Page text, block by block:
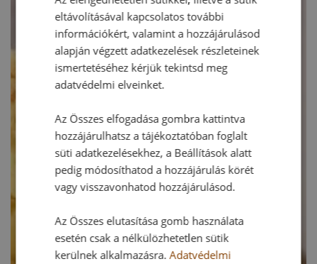
eltávolításával kapcsolatos további
információkért, valamint a hozzájárulásod
alapján végzett adatkezelések részleteinek
ismertetéséhez kérjük tekintsd meg
adatvédelmi elveinket.
Az Összes elfogadása gombra kattintva
hozzájárulhatsz a tájékoztatóban foglalt
süti adatkezelésekhez, a Beállítások alatt
pedig módosíthatod a hozzájárulás körét
vagy visszavonhatod hozzájárulásod.
Az Összes elutasítása gomb használata
esetén csak a nélkülözhetetlen sütik
kerülnek alkalmazásra.Adatvédelmi